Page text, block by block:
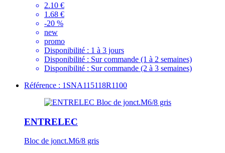
2.10 €
1.68 €
-20 %
new
promo
Disponibilité : 1 à 3 jours
Disponibilité : Sur commande (1 à 2 semaines)
Disponibilité : Sur commande (2 à 3 semaines)
Référence : 1SNA115118R1100
ENTRELEC
Bloc de jonct.M6/8 gris